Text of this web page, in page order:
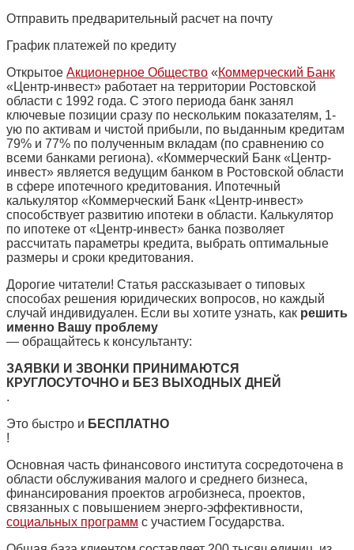
Отправить предварительный расчет на почту
График платежей по кредиту
Открытое Акционерное Общество «Коммерческий Банк
«Центр-инвест» работает на территории Ростовской
области с 1992 года. С этого периода банк занял
ключевые позиции сразу по нескольким показателям, 1-
ую по активам и чистой прибыли, по выданным кредитам
79% и 77% по полученным вкладам (по сравнению со
всеми банками региона). «Коммерческий Банк «Центр-
инвест» является ведущим банком в Ростовской области
в сфере ипотечного кредитования. Ипотечный
калькулятор «Коммерческий Банк «Центр-инвест»
способствует развитию ипотеки в области. Калькулятор
по ипотеке от «Центр-инвест» банка позволяет
рассчитать параметры кредита, выбрать оптимальные
размеры и сроки кредитования.
Дорогие читатели! Статья рассказывает о типовых
способах решения юридических вопросов, но каждый
случай индивидуален. Если вы хотите узнать, как решить
именно Вашу проблему
— обращайтесь к консультанту:
ЗАЯВКИ И ЗВОНКИ ПРИНИМАЮТСЯ
КРУГЛОСУТОЧНО и БЕЗ ВЫХОДНЫХ ДНЕЙ
.
Это быстро и БЕСПЛАТНО
!
Основная часть финансового института сосредоточена в
области обслуживания малого и среднего бизнеса,
финансирования проектов агробизнеса, проектов,
связанных с повышением энерго-эффективности,
социальных программ с участием Государства.